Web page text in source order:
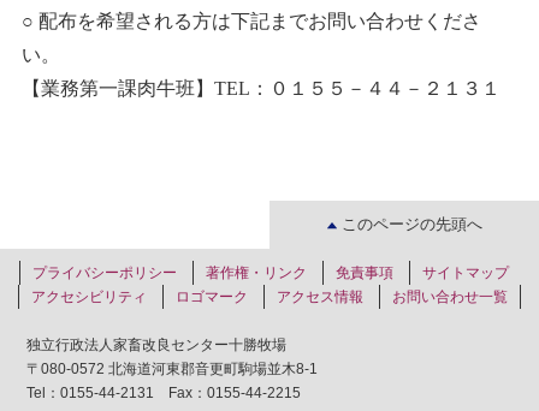
○ 配布を希望される方は下記までお問い合わせくださ
い。
【業務第一課肉牛班】TEL ：０１５５－４４－２１３１
このページの先頭へ
プライバシーポリシー 著作権・リンク 免責事項
サイトマップ
アクセシビリティ
ロゴマーク アクセス情報 お問い合わせ一覧
独立行政法人家畜改良センター十勝牧場
〒080-0572 北海道河東郡音更町駒場並木8-1
Tel：0155-44-2131 Fax：0155-44-2215